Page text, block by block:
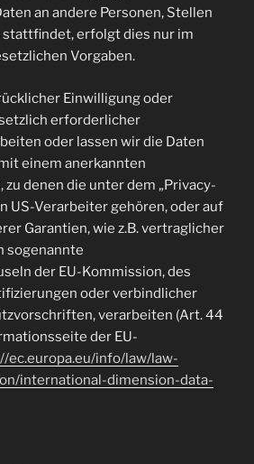
an andere Personen, Stellen
erfolgt dies nur im
Vorgaben.
Einwilligung oder
erforderlicher
oder lassen wir die Daten
einem anerkannten
denen die unter dem „Privacy-
US-Verarbeiter gehören, oder auf
Garantien, wie z.B. vertraglicher
sogenannte
der EU-Kommission, des
oder verbindlicher
verarbeiten (Art. 44
der EU-
ec.europa.eu/info/law/law-
international-dimension-data-